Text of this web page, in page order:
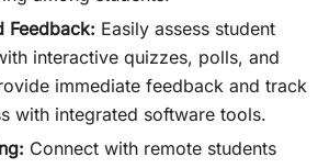
Feedback: Easily assess student
interactive quizzes, polls, and
immediate feedback and track
with integrated software tools.
Connect with remote students